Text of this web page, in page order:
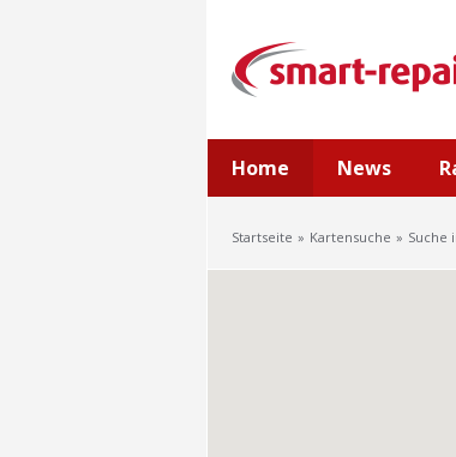
Home News
Startseite Kartensuche Suche